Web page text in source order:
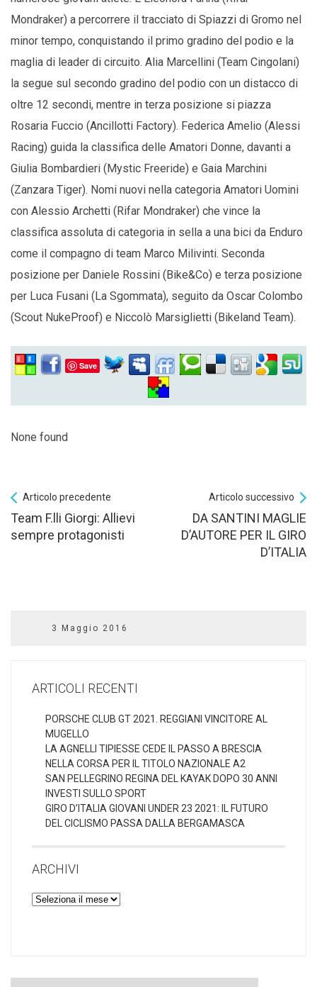
Mondraker) a percorrere il tracciato di Spiazzi di Gromo nel
minor tempo, conquistando il primo gradino del podio e la
maglia di leader di circuito. Alia Marcellini (Team Cingolani)
la segue sul secondo gradino del podio con un distacco di
oltre 12 secondi, mentre in terza posizione si piazza
Rosaria Fuccio (Ancillotti Factory). Federica Amelio (Alessi
Racing) guida la classifica delle Amatori Donne, davanti a
Giulia Bombardieri (Mystic Freeride) e Gaia Marchini
(Zanzara Tiger). Nomi nuovi nella categoria Amatori Uomini
con Alessio Archetti (Rifar Mondraker) che vince la
classifica assoluta di categoria in sella a una bici da Enduro
come il compagno di team Marco Milivinti. Seconda
posizione per Daniele Rossini (Bike&Co) e terza posizione
per Luca Fusani (La Sgommata), seguito da Oscar Colombo
(Scout NukeProof) e Niccolò Marsiglietti (Bikeland Team).
Save
None found
Articolo precedente
Team F.lli Giorgi: Allievi
sempre protagonisti
Articolo successivo
DA SANTINI MAGLIE
D’AUTORE PER IL GIRO
D’ITALIA
3 Maggio 2016
ARTICOLI RECENTI
PORSCHE CLUB GT 2021. REGGIANI VINCITORE AL
MUGELLO
LA AGNELLI TIPIESSE CEDE IL PASSO A BRESCIA
NELLA CORSA PER IL TITOLO NAZIONALE A2
SAN PELLEGRINO REGINA DEL KAYAK DOPO 30 ANNI
INVESTI SULLO SPORT
GIRO D’ITALIA GIOVANI UNDER 23 2021: IL FUTURO
DEL CICLISMO PASSA DALLA BERGAMASCA
ARCHIVI
Archivi